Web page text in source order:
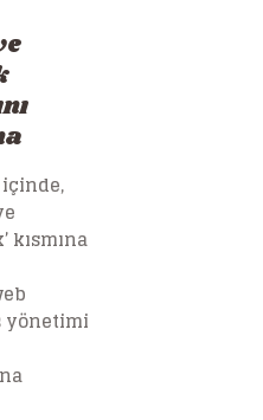
içinde,
kısmına
yönetimi